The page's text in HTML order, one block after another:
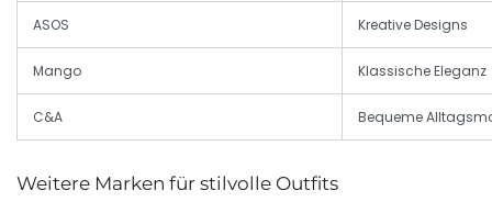
ASOS Kreative Designs
Mango Klassische Eleganz
C&A Bequeme
Weitere Marken für stilvolle Outfits